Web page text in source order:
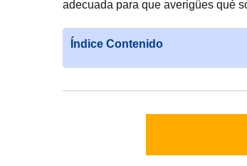
adecuada para que averigües qué
Índice Contenido